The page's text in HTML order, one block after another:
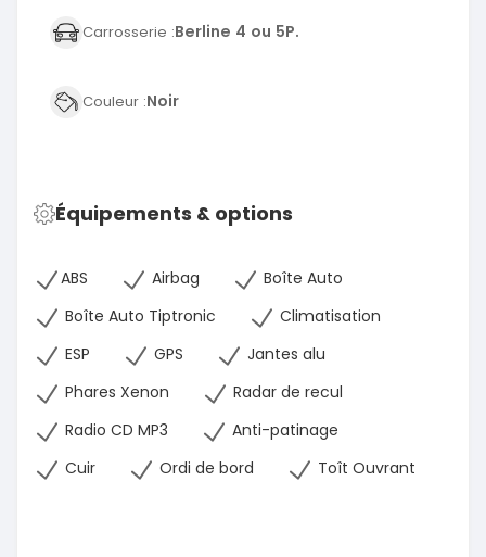
Carrosserie :Berline 4 ou 5P.
Couleur :Noir
Équipements & options
ABS Airbag
Boîte Auto
Boîte Auto Tiptronic
Climatisation
ESP
GPS
Jantes alu
Phares Xenon
Radar de recul
Radio CD MP3
Anti-patinage
Cuir
Ordi de bord Toît Ouvrant